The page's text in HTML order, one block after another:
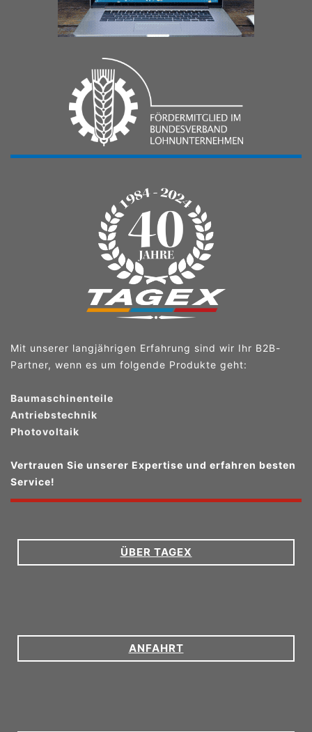
Mit unserer langjährigen Erfahrung sind wir Ihr B2B-
Partner, wenn es um folgende Produkte geht:
Baumaschinenteile
Antriebstechnik
Photovoltaik
Vertrauen Sie unserer Expertise und erfahren besten
Service!
ÜBER TAGEX
ANFAHRT